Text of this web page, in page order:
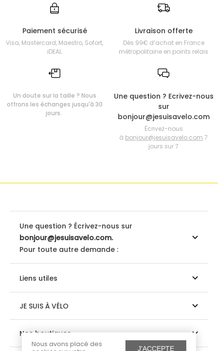
J'ACCEPTE
Nous avons placé des
Paiement sécurisé
Visa, Mastercard, Maestro, Sofort,
iDEAL
Livraison offerte
Dès 99€ d’achat en France
métropolitaine en points relais
Un doute sur la taille ? Nous
offrons les échanges jusqu'à 30
jours.
Une question ? Ecrivez-nous
sur
bonjour@jesuisavelo.com
Écrivez-nous
à bonjour@jesuisavelo.com 7
jours sur 7
Une question ? Écrivez-nous sur
bonjour@jesuisavelo.com.
Pour toute autre demande :
Liens utiles
JE SUIS À VÉLO
Nos boutiques